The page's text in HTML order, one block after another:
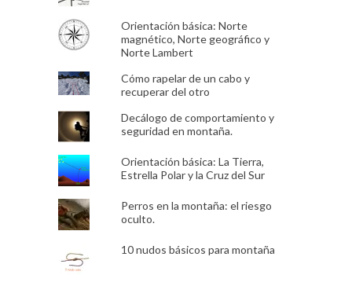
Orientación básica: Norte
magnético, Norte geográfico y
Norte Lambert
Cómo rapelar de un cabo y
recuperar del otro
Decálogo de comportamiento y
seguridad en montaña.
Orientación básica: La Tierra,
Estrella Polar y la Cruz del Sur
Perros en la montaña: el riesgo
oculto.
10 nudos básicos para montaña